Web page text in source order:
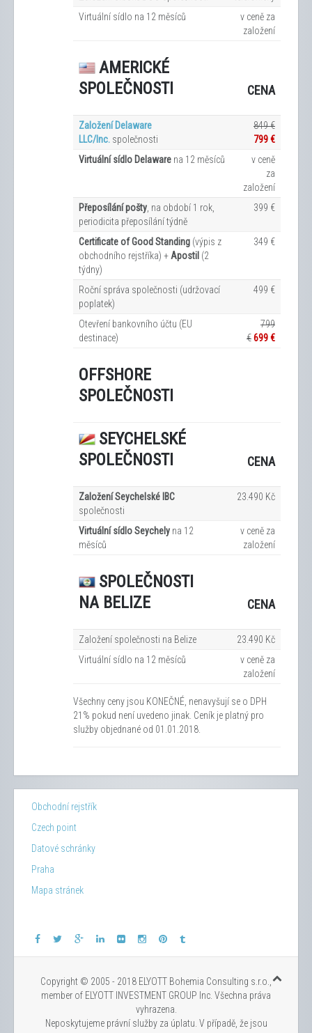
Virtuální sídlo na 12 měsíců
v ceně za
založení
AMERICKÉ
SPOLEČNOSTI
CENA
Založení Delaware
LLC/Inc. společnosti
849 €
799 €
Virtuální sídlo Delaware na 12 měsíců
v ceně
za
založení
Přeposílání pošty , na období 1 rok,
periodicita přeposílání týdně
399 €
Certificate of Good Standing (výpis z
obchodního rejstříka) + Apostil (2
týdny)
349 €
Roční správa společnosti (udržovací
poplatek)
499 €
Otevření bankovního účtu (EU
destinace)
799
€699 €
OFFSHORE
SPOLEČNOSTI
SEYCHELSKÉ
SPOLEČNOSTI
CENA
Založení Seychelské IBC
společnosti
23.490 Kč
Virtuální sídlo Seychely na 12
měsíců
v ceně za
založení
SPOLEČNOSTI
NA BELIZE
CENA
Založení společnosti na Belize
23.490 Kč
Virtuální sídlo na 12 měsíců
v ceně za
založení
Všechny ceny jsou KONEČNÉ, nenavyšují se o DPH
21% pokud není uvedeno jinak. Ceník je platný pro
služby objednané od 01.01.2018.
Obchodní rejstřík
Czech point
Datové schránky
Praha
Mapa stránek
Copyright © 2005 - 2018 ELYOTT Bohemia Consulting s.r.o.,
member of ELYOTT INVESTMENT GROUP Inc. Všechna práva
vyhrazena.
Neposkytujeme právní služby za úplatu. V případě, že jsou